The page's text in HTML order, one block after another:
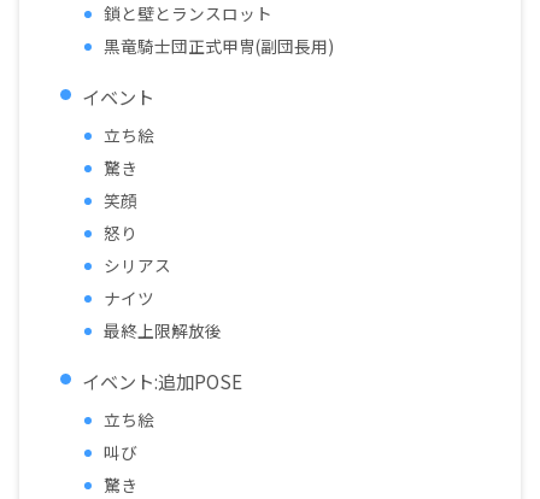
鎖と壁とランスロット
黒竜騎士団正式甲冑(副団長用)
イベント
立ち絵
驚き
笑顔
怒り
シリアス
ナイツ
最終上限解放後
イベント:追加POSE
立ち絵
叫び
驚き